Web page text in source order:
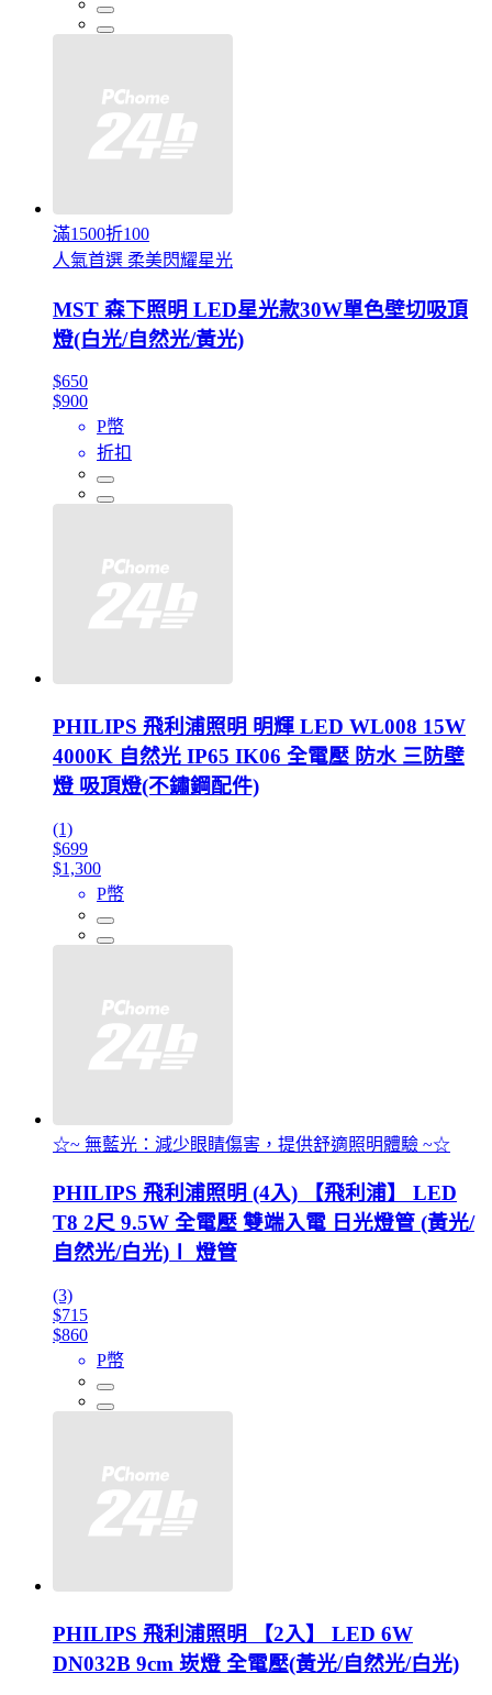
滿1500折100
人氣首選 柔美閃耀星光
MST 森下照明 LED星光款30W單色壁切吸頂
燈(白光/自然光/黃光)
$650
$900
P幣
折扣
PHILIPS 飛利浦照明 明輝 LED WL008 15W
4000K 自然光 IP65 IK06 全電壓 防水 三防壁
燈 吸頂燈(不鏽鋼配件)
(1)
$699
$1,300
P幣
☆~ 無藍光：減少眼睛傷害，提供舒適照明體驗 ~☆
PHILIPS 飛利浦照明 (4入) 【飛利浦】 LED
T8 2尺 9.5W 全電壓 雙端入電 日光燈管 (黃光/
自然光/白光)Ⅰ 燈管
(3)
$715
$860
P幣
PHILIPS 飛利浦照明 【2入】 LED 6W
DN032B 9cm 崁燈 全電壓(黃光/自然光/白光)